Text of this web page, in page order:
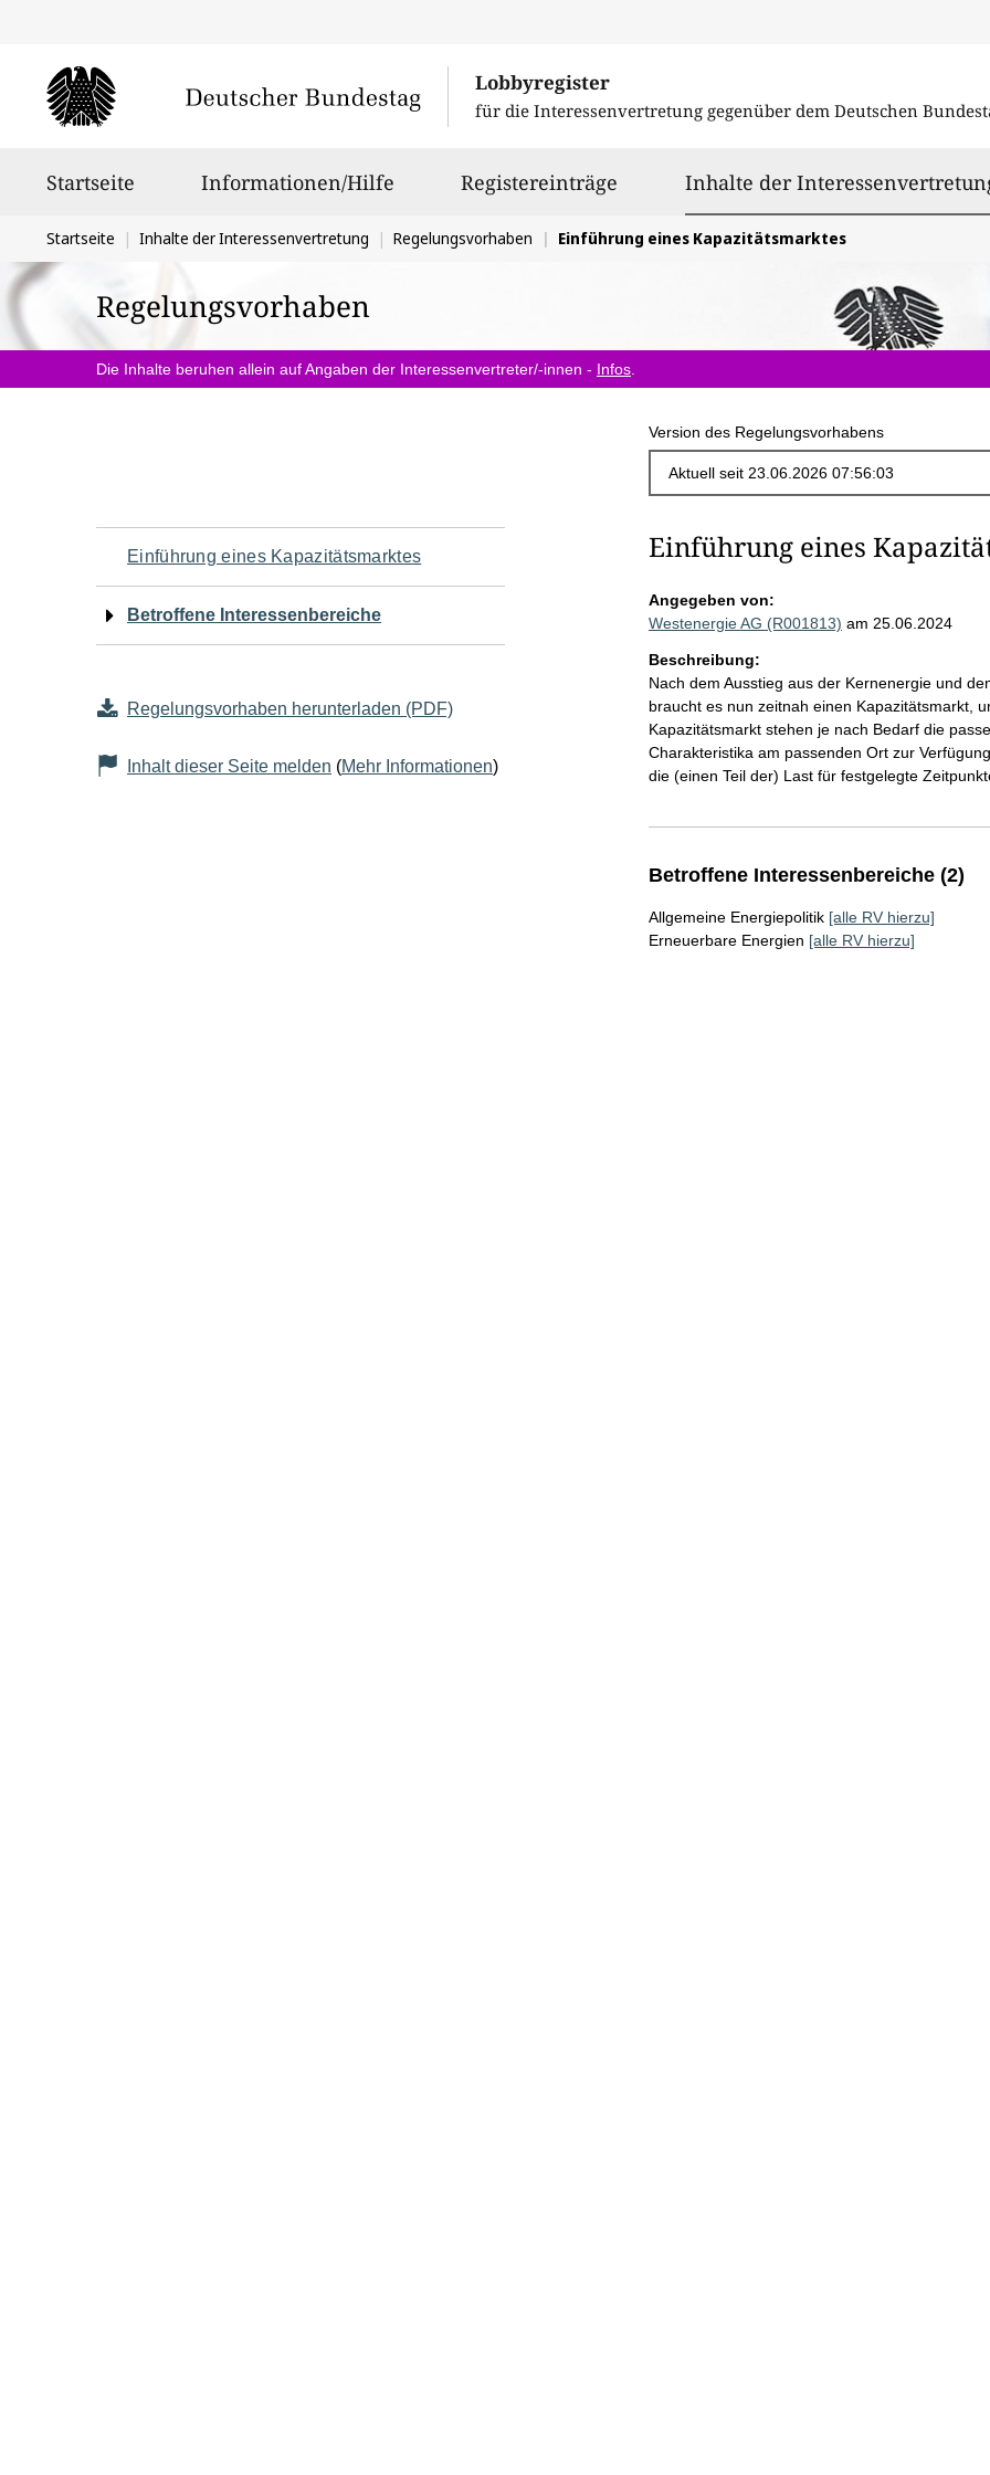
Lobbyregister
für die Interessenvertretung gegenüber dem Deutschen
Startseite Informationen/Hilfe Registereinträge Inhalte der
Sie
befinden
sich
hier:
Startseite Inhalte der Interessenvertretung Regelungsvorhaben Einführung eines Kapazitätsmarktes
Regelungsvorhaben
Die Inhalte beruhen allein auf Angaben der Interessenvertreter/-innen - Infos
Version des Regelungsvorhabens
Navigation
für
Seiteninhalt
Einführung eines Kapazitätsmarktes
Betroffene Interessenbereiche
Regelungsvorhaben herunterladen (PDF)
Inhalt dieser Seite melden (Mehr Informationen)
Einführung eines
Angegeben von:
Westenergie AG (R001813) am 25.06.2024
Beschreibung:
Nach dem Ausstieg aus der Kernenergie und
braucht es nun zeitnah einen Kapazitätsmarkt,
Kapazitätsmarkt stehen je nach Bedarf die
Charakteristika am passenden Ort zur
die (einen Teil der) Last für festgelegte
Betroffene Interessenbereiche (2)
Allgemeine Energiepolitik [alle RV hierzu]
Erneuerbare Energien [alle RV hierzu]